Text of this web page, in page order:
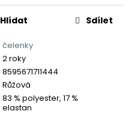
čelenky
2 roky
8595671711444
Růžová
83 % polyester, 17 %
elastan
Hlídat Sdílet